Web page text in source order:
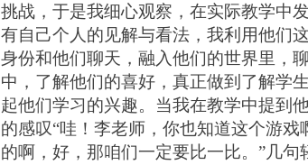
挑战，于是我细心观察，在实际教学中
有自己个人的见解与看法，我利用他们
身份和他们聊天，融入他们的世界里，
中，了解他们的喜好，真正做到了解学
起他们学习的兴趣。当我在教学中提到
的感叹“哇！李老师，你也知道这个游戏
的啊，好，那咱们一定要比一比。”几句